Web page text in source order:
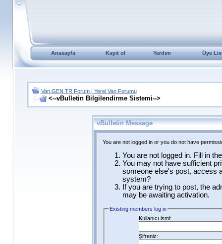
Anasayfa Kayıt ol Yardım Üye
Van.GEN.TR Forum | Yerel Van Forumu
<--vBulletin Bilgilendirme Sistemi-->
vBulletin Message
You are not logged in or you do not have
You are not logged in. Fill in
You may not have sufficient
someone else's post, access
system?
If you are trying to post, the
may be awaiting activation.
Existing members log in
Kullanıcı ismi:
Şifreniz: